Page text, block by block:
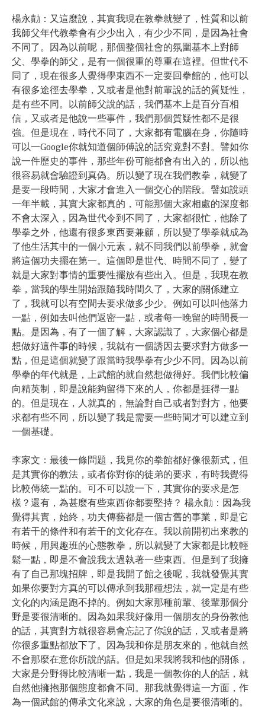
楊永勣：又這麼說，其實我現在教拳就變了，性質和以前
我師父年代教拳會有少少出入，有少少不同，是因為社會
不同了。因為以前呢，那個整個社會的氛圍基本上對師
父、學拳的師父，是有一個很重的尊重在這裡。但世代不
同了，現在很多人覺得學東西不一定要回拳館的，他可以
有很多途徑去學拳，又或者是他對前輩說的話的質疑性，
是有些不同。以前師父說的話，我們基本上是百分百相
信，又或者是他說一些事件，我們那個質疑性都不是很
強。但是現在，時代不同了，大家都有電腦在身，你隨時
可以一Google你就知道個師傅說的話究竟對不對。譬如你
說一件歷史的事件，那些年份可能都會有出入的，所以他
很容易就會驗證到真偽。所以變了現在我們教拳，就變了
是要一段時間，大家才會進入一個交心的階段。譬如說頭
一年半載，其實大家都真的，可能那個大家相處的深度都
不會太深入，因為世代令到不同了，大家都很忙，他除了
學拳之外，他還有很多東西要兼顧，所以變了學拳就成為
了他生活其中的一個小元素，就不同我們以前學拳，就會
將這個功夫擺在第一。這個即是世代、時間不同了，變了
就是大家對事情的重要性擺放有些出入。但是，我現在教
拳，當我的學生開始跟隨我時間久了，大家的關係建立
了，我就可以有空間去要求做多少少。例如可以叫他落力
一點，例如去叫他們返密一點，或者每一晚留的時間長一
點。是因為，有了一個了解，大家認識了，大家個心都是
想做好這件事的時候，我就有一個誘因去要求對方做多一
點，但是這個就變了跟當時我學拳有少少不同。因為以前
學拳的年代就是，上武館的就自然想做得好。我們比較偏
向精英制，即是說能夠留得下來的人，你都是捱得一點
的。但是現在，人就真的，無論對自己或者對對方，他要
求都有些不同，所以變了我是需要一些時間才可以建立到
一個基礎。
李家文：最後一條問題，我見你的拳館都好像很新式，但
是其實你的教法，或者你對你的徒弟的要求，有時我覺得
比較傳統一點的。可不可以說一下，其實你的要求是怎
樣？還有，為甚麼有些東西你都要堅持？ 楊永勣：因為我
覺得其實，始終，功夫傳藝都是一個古舊的事業，即是它
有若干的條件和有若干的文化存在。我以前開初出來教的
時候，用興趣班的心態教拳，所以就變了大家都是比較輕
鬆一點，即是不會說我太過執著一些東西。但是到了我擁
有了自己那塊招牌，即是我開了館之後呢，我就發覺其實
如果你要對方真的可以傳承到我那種想法，就一定是有些
文化的內涵是跑不掉的。例如大家那種前輩、後輩那個分
野是要很清晰的。因為如果我好像用一個朋友的身份教他
的話，其實對方就很容易會忘記了你說的話，又或者是將
你很多重點都放下了。因為我和你是朋友來的，他就自然
不會那麼在意你所說的話。但是如果我將我和他的關係，
大家是分野得比較清晰一點，我是一個教你的人的話，就
自然他擁抱那個態度都會不同。那我就覺得這一方面，作
為一個武館的傳承文化來說，大家的角色是要很清晰的。